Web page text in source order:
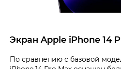
Экран Apple iPhone 14
По сравнению с базовой